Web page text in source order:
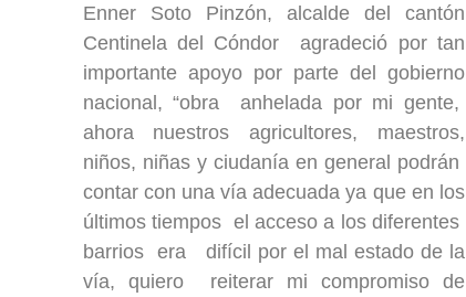
Enner Soto Pinzón, alcalde del cantón
Centinela del Cóndor agradeció por tan
importante apoyo por parte del gobierno
nacional, “obra anhelada por mi gente,
ahora nuestros agricultores, maestros,
niños, niñas y ciudanía en general podrán
contar con una vía adecuada ya que en los
últimos tiempos el acceso a los diferentes
barrios era difícil por el mal estado de la
vía, quiero reiterar mi compromiso de